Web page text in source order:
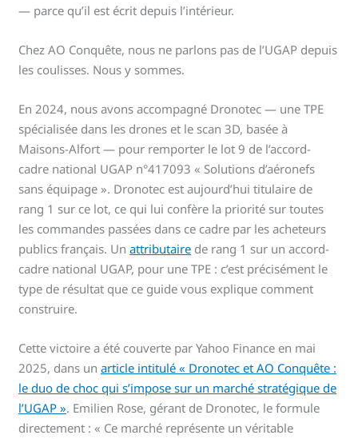
— parce qu’il est écrit depuis l’intérieur.
Chez AO Conquête, nous ne parlons pas de l’UGAP depuis
les coulisses. Nous y sommes.
En 2024, nous avons accompagné Dronotec — une TPE
spécialisée dans les drones et le scan 3D, basée à
Maisons-Alfort — pour remporter le lot 9 de l’accord-
cadre national UGAP n°417093 « Solutions d’aéronefs
sans équipage ». Dronotec est aujourd’hui titulaire de
rang 1 sur ce lot, ce qui lui confère la priorité sur toutes
les commandes passées dans ce cadre par les acheteurs
publics français. Unattributaire de rang 1 sur un accord-
cadre national UGAP, pour une TPE : c’est précisément le
type de résultat que ce guide vous explique comment
construire.
Cette victoire a été couverte par Yahoo Finance en mai
2025, dans unarticle intitulé « Dronotec et AO Conquête :
le duo de choc qui s’impose sur un marché stratégique de
l’UGAP ». Emilien Rose, gérant de Dronotec, le formule
directement : « Ce marché représente un véritable